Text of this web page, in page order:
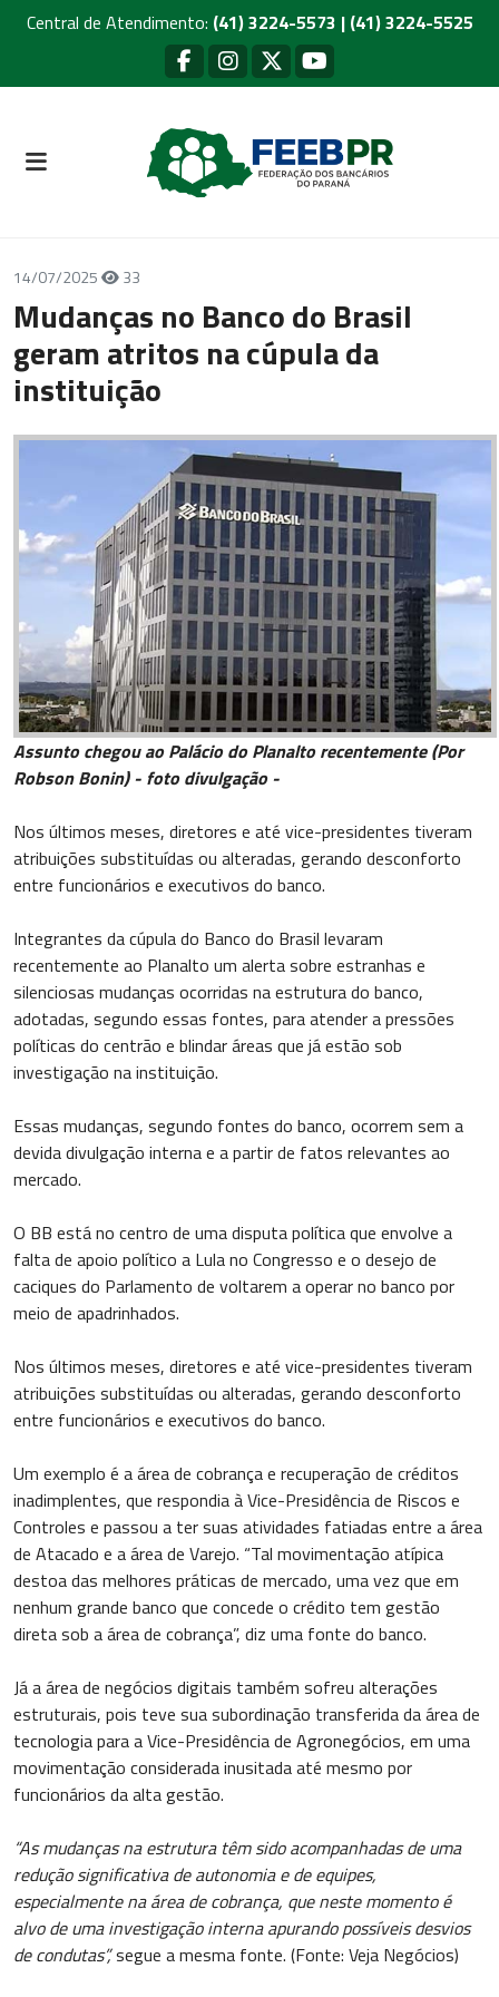
Central de Atendimento: (41) 3224-5573 | (41) 3224-5525
14/07/2025 33
Mudanças no Banco do Brasil
geram atritos na cúpula da
instituição
Assunto chegou ao Palácio do Planalto recentemente (Por
Robson Bonin) - foto divulgação -
Nos últimos meses, diretores e até vice-presidentes tiveram
atribuições substituídas ou alteradas, gerando desconforto
entre funcionários e executivos do banco.
Integrantes da cúpula do Banco do Brasil levaram
recentemente ao Planalto um alerta sobre estranhas e
silenciosas mudanças ocorridas na estrutura do banco,
adotadas, segundo essas fontes, para atender a pressões
políticas do centrão e blindar áreas que já estão sob
investigação na instituição.
Essas mudanças, segundo fontes do banco, ocorrem sem a
devida divulgação interna e a partir de fatos relevantes ao
mercado.
O BB está no centro de uma disputa política que envolve a
falta de apoio político a Lula no Congresso e o desejo de
caciques do Parlamento de voltarem a operar no banco por
meio de apadrinhados.
Nos últimos meses, diretores e até vice-presidentes tiveram
atribuições substituídas ou alteradas, gerando desconforto
entre funcionários e executivos do banco.
Um exemplo é a área de cobrança e recuperação de créditos
inadimplentes, que respondia à Vice-Presidência de Riscos e
Controles e passou a ter suas atividades fatiadas entre a área
de Atacado e a área de Varejo. “Tal movimentação atípica
destoa das melhores práticas de mercado, uma vez que em
nenhum grande banco que concede o crédito tem gestão
direta sob a área de cobrança”, diz uma fonte do banco.
Já a área de negócios digitais também sofreu alterações
estruturais, pois teve sua subordinação transferida da área de
tecnologia para a Vice-Presidência de Agronegócios, em uma
movimentação considerada inusitada até mesmo por
funcionários da alta gestão.
“As mudanças na estrutura têm sido acompanhadas de uma
redução significativa de autonomia e de equipes,
especialmente na área de cobrança, que neste momento é
alvo de uma investigação interna apurando possíveis desvios
de condutas”,segue a mesma fonte. (Fonte: Veja Negócios)